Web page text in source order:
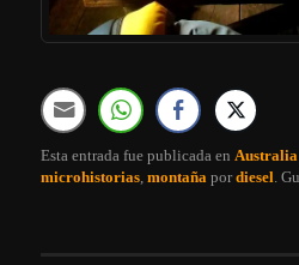
Esta entrada fue publicada en Australia
microhistorias ,montaña pordiesel .